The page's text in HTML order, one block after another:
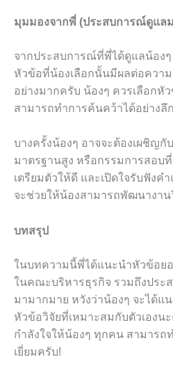
มุมมองจากพี่ (ประสบการณ์ดูแลม
จากประสบการณ์ที่พี่ได้ดูแลน้องๆ
หัวข้อที่น้องเลือกนั้นมีผลต่อควา
อย่างมากครับ น้องๆ ควรเลือกหั
สามารถทำการค้นคว้าได้อย่างลึ
บางครั้งน้องๆ อาจจะต้องเผชิญ
มาตรฐานสูง หรือกรรมการสอบ
เตรียมตัวให้ดี และเปิดใจรับฟังค
จะช่วยให้น้องสามารถพัฒนางาน
บทสรุป
ในบทความนี้พี่ได้แนะนำหัวข้อย
ในคณะบริหารธุรกิจ รวมถึงประ
มามากมาย หวังว่าน้องๆ จะได้แ
หัวข้อวิจัยที่เหมาะสมกับตัวเองน
กำลังใจให้น้องๆ ทุกคน สามารถ
เยี่ยมครับ!